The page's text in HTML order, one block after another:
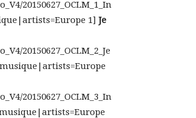
20150627_OCLM_1_In
1] Je
20150627_OCLM_2_Je
20150627_OCLM_3_In